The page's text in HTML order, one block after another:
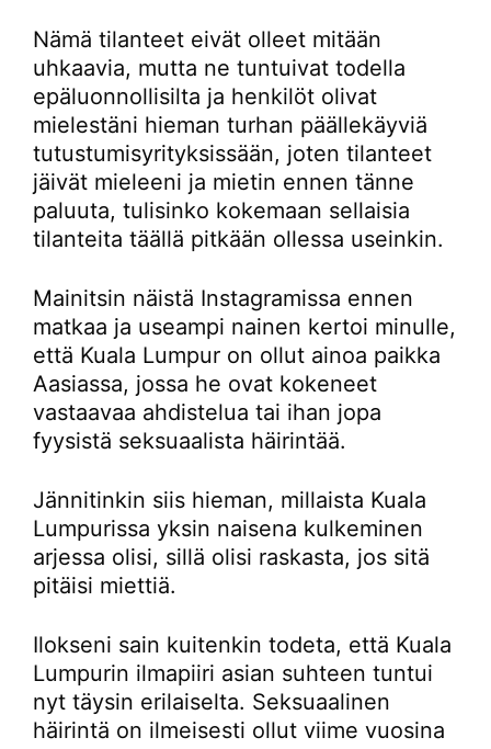
Nämä tilanteet eivät olleet mitään
uhkaavia, mutta ne tuntuivat todella
epäluonnollisilta ja henkilöt olivat
mielestäni hieman turhan päällekäyviä
tutustumisyrityksissään, joten tilanteet
jäivät mieleeni ja mietin ennen tänne
paluuta, tulisinko kokemaan sellaisia
tilanteita täällä pitkään ollessa useinkin.
Mainitsin näistä Instagramissa ennen
matkaa ja useampi nainen kertoi minulle,
että Kuala Lumpur on ollut ainoa paikka
Aasiassa, jossa he ovat kokeneet
vastaavaa ahdistelua tai ihan jopa
fyysistä seksuaalista häirintää.
Jännitinkin siis hieman, millaista Kuala
Lumpurissa yksin naisena kulkeminen
arjessa olisi, sillä olisi raskasta, jos sitä
pitäisi miettiä.
Ilokseni sain kuitenkin todeta, että Kuala
Lumpurin ilmapiiri asian suhteen tuntui
nyt täysin erilaiselta. Seksuaalinen
häirintä on ilmeisesti ollut viime vuosina